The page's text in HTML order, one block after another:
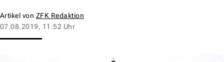
Artikel von ZFK Redaktion
07.08.2019, 11:52 Uhr